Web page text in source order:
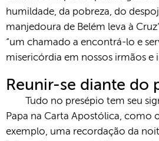
humildade, da pobreza, do
manjedoura de Belém leva à
“um chamado a encontrá-lo e
misericórdia em nossos irmãos e
Reunir-se diante do
Tudo no presépio tem seu
Papa na Carta Apostólica, como
exemplo, uma recordação da